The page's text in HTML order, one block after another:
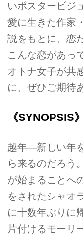
いポスタービジ
愛に生きた作家
説をもとに、恋
こんな恋があっ
オトナ女子が共
に、ぜひご期待
《SYNOPSIS》
越年―新しい年
ら来るのだろう
が始まることへ
をされたシャオ
に十数年ぶりに
片付けるモーリ